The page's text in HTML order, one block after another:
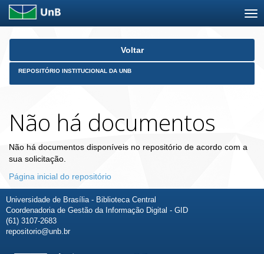
Skip
Voltar
REPOSITÓRIO INSTITUCIONAL DA UNB
Não há documentos
Não há documentos disponíveis no repositório de acordo com a
sua solicitação.
Página inicial do repositório
Universidade de Brasília - Biblioteca Central
Coordenadoria de Gestão da Informação Digital - GID
(61) 3107-2683
repositorio@unb.br